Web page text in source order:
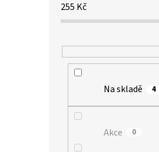
255 Kč
Na skladě 4
Akce 0